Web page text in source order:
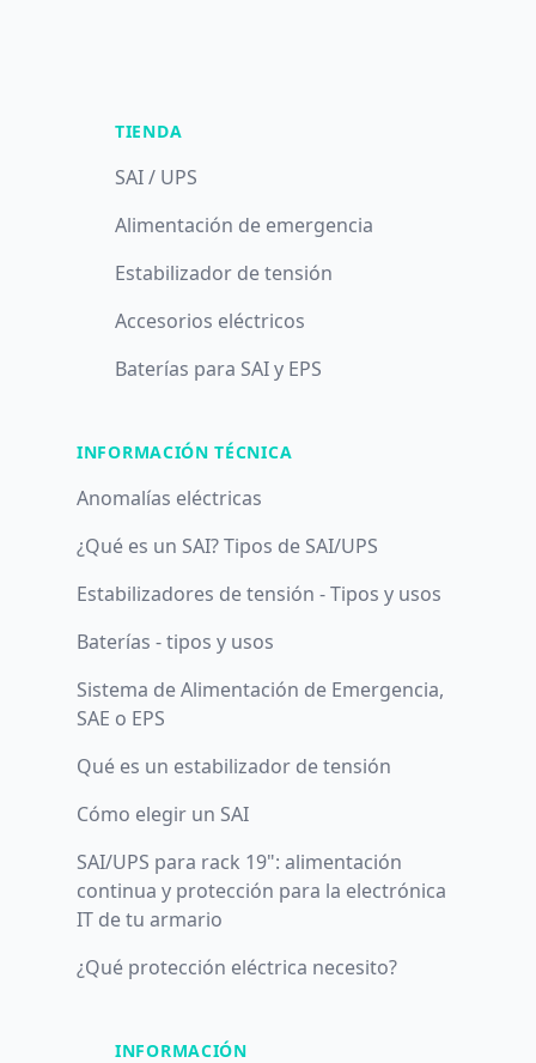
TIENDA
SAI / UPS
Alimentación de emergencia
Estabilizador de tensión
Accesorios eléctricos
Baterías para SAI y EPS
INFORMACIÓN TÉCNICA
Anomalías eléctricas
¿Qué es un SAI? Tipos de SAI/UPS
Estabilizadores de tensión - Tipos y usos
Baterías - tipos y usos
Sistema de Alimentación de Emergencia,
SAE o EPS
Qué es un estabilizador de tensión
Cómo elegir un SAI
SAI/UPS para rack 19": alimentación
continua y protección para la electrónica
IT de tu armario
¿Qué protección eléctrica necesito?
INFORMACIÓN